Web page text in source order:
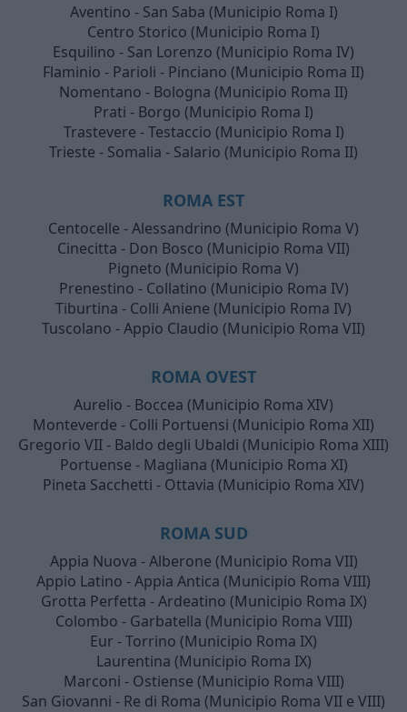
Aventino - San Saba (Municipio Roma I)
Centro Storico (Municipio Roma I)
Esquilino - San Lorenzo (Municipio Roma IV)
Flaminio - Parioli - Pinciano (Municipio Roma II)
Nomentano - Bologna (Municipio Roma II)
Prati - Borgo (Municipio Roma I)
Trastevere - Testaccio (Municipio Roma I)
Trieste - Somalia - Salario (Municipio Roma II)
ROMA EST
Centocelle - Alessandrino (Municipio Roma V)
Cinecitta - Don Bosco (Municipio Roma VII)
Pigneto (Municipio Roma V)
Prenestino - Collatino (Municipio Roma IV)
Tiburtina - Colli Aniene (Municipio Roma IV)
Tuscolano - Appio Claudio (Municipio Roma VII)
ROMA OVEST
Aurelio - Boccea (Municipio Roma XIV)
Monteverde - Colli Portuensi (Municipio Roma XII)
Gregorio VII - Baldo degli Ubaldi (Municipio Roma XIII)
Portuense - Magliana (Municipio Roma XI)
Pineta Sacchetti - Ottavia (Municipio Roma XIV)
ROMA SUD
Appia Nuova - Alberone (Municipio Roma VII)
Appio Latino - Appia Antica (Municipio Roma VIII)
Grotta Perfetta - Ardeatino (Municipio Roma IX)
Colombo - Garbatella (Municipio Roma VIII)
Eur - Torrino (Municipio Roma IX)
Laurentina (Municipio Roma IX)
Marconi - Ostiense (Municipio Roma VIII)
San Giovanni - Re di Roma (Municipio Roma VII e VIII)